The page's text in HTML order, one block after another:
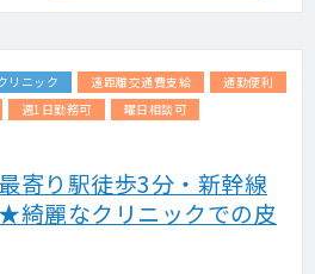
リニック 遠距離交通費支給
通勤便利
週1日勤務可
曜日相談可
寄り駅徒歩3分・新幹線
綺麗なクリニックでの皮